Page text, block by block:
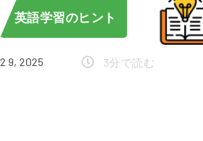
英語学習のヒント
2 9, 2025 3分で読む